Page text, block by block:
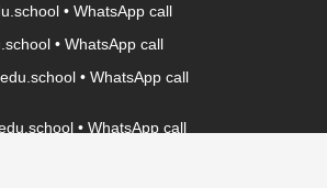
• WhatsApp call
• WhatsApp call
• WhatsApp call
• WhatsApp call